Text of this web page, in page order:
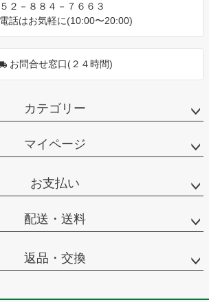
２－８８４－７６６３
話はお気軽に(10:00〜20:00)
お問合せ窓口(２４時間)
カテゴリー
マイページ
お支払い
配送・送料
返品・交換